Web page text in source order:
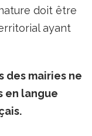
doit être
ayant
des mairies ne
en langue